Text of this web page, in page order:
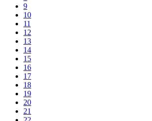
9
10
11
12
13
14
15
16
17
18
19
20
21